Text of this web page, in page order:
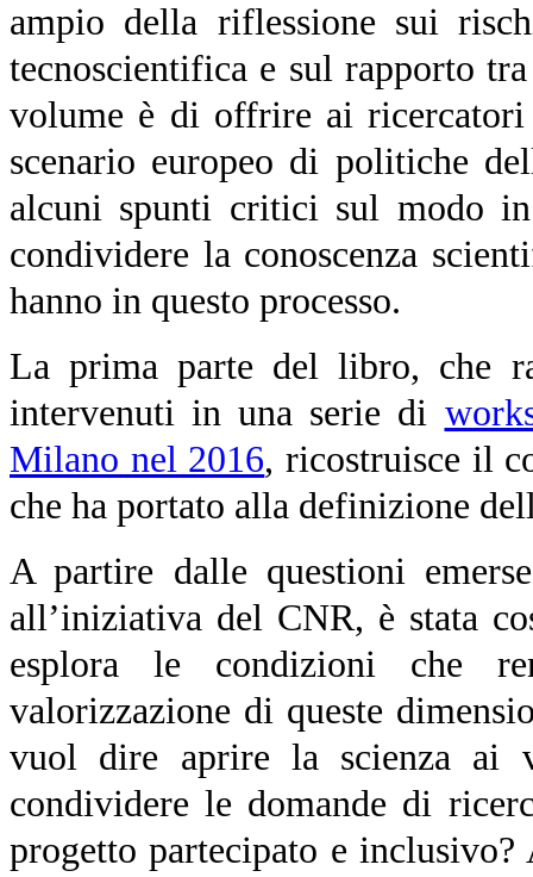
ampio della riflessione sui
tecnoscientifica e sul rapporto
volume è di offrire ai
scenario europeo di politiche
alcuni spunti critici sul modo
condividere la conoscenza
hanno in questo processo.
La prima parte del libro, che
intervenuti in una serie di
Milano nel 2016, ricostruisce il
che ha portato alla definizione
A partire dalle questioni
all’iniziativa del CNR, è stata
esplora le condizioni che
valorizzazione di queste
vuol dire aprire la scienza ai
condividere le domande di
progetto partecipato e inclusivo?